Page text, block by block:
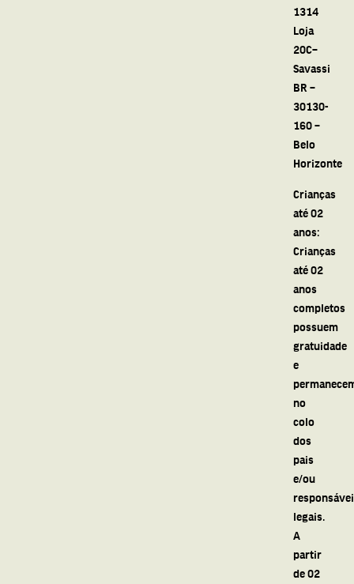
1314
Loja
20C–
Savassi
BR –
30130-
160 –
Belo
Horizonte
Crianças
até 02
anos:
Crianças
até 02
anos
completos
possuem
gratuidade
e
no
colo
dos
pais
e/ou
legais.
A
partir
de 02